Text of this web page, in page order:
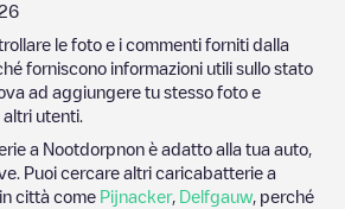
le foto e i commenti forniti dalla
forniscono informazioni utili sullo stato
ad aggiungere tu stesso foto e
utenti.
a Nootdorpnon è adatto alla tua auto,
Puoi cercare altri caricabatterie a
città come Pijnacker, Delfgauw, perché